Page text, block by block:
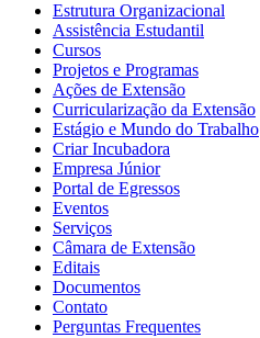
Estrutura Organizacional
Assistência Estudantil
Cursos
Projetos e Programas
Ações de Extensão
Curricularização da Extensão
Estágio e Mundo do Trabalho
Criar Incubadora
Empresa Júnior
Portal de Egressos
Eventos
Serviços
Câmara de Extensão
Editais
Documentos
Contato
Perguntas Frequentes